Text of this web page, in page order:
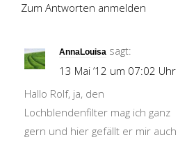
Zum Antworten anmelden
AnnaLouisa sagt:
13 Mai ’12 um 07:02 Uhr
Hallo Rolf, ja, den
Lochblendenfilter mag ich ganz
gern und hier gefällt er mir auch